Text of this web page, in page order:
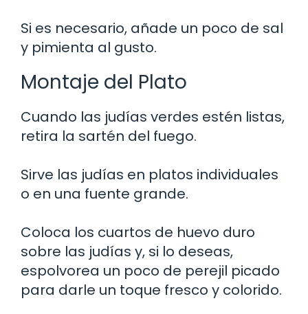
Si es necesario, añade un poco de sal
y pimienta al gusto.
Montaje del Plato
Cuando las judías verdes estén listas,
retira la sartén del fuego.
Sirve las judías en platos individuales
o en una fuente grande.
Coloca los cuartos de huevo duro
sobre las judías y, si lo deseas,
espolvorea un poco de perejil picado
para darle un toque fresco y colorido.